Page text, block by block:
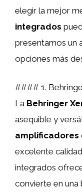
elegir la mejor
integrados
presentamos un
opciones más
#### 1.
La Behringer
asequible y
amplificadores
excelente
integrados
convierte en una